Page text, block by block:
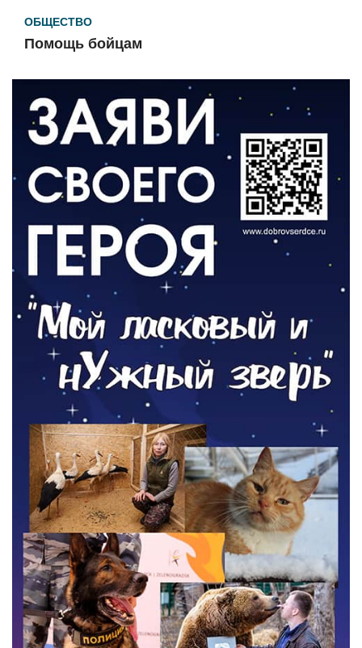
ОБЩЕСТВО
Помощь бойцам
ВЛАСТЬ
«Второй старт» для ветеранов СВО
РАЗЪЯСНЯЕМ
Контракт с новой выплатой
05.08.2026